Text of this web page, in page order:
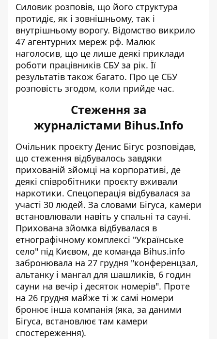
Силовик розповів, що його структура
протидіє, як і зовнішньому, так і
внутрішньому ворогу. Відомство викрило
47 агентурних мереж рф. Малюк
наголосив, що це лише деякі приклади
роботи працівників СБУ за рік. Її
результатів також багато. Про це СБУ
розповість згодом, коли прийде час.
Стеження за
журналістами Bihus.Info
Очільник проєкту Денис Бігус розповідав,
що стеження відбувалось завдяки
прихованій зйомці на корпоративі, де
деякі співробітники проєкту вживали
наркотики. Спецоперація відбувалася за
участі 30 людей. За словами Бігуса, камери
встановлювали навіть у спальні та сауні.
Прихована зйомка відбувалася в
етнографічному комплексі "Українське
село" під Києвом, де команда Bihus.info
забронювала на 27 грудня "конференцзал,
альтанку і мангал для шашликів, 6 годин
сауни на вечір і десяток номерів". Проте
на 26 грудня майже ті ж самі номери
бронює інша компанія (яка, за даними
Бігуса, встановлює там камери
спостереження).